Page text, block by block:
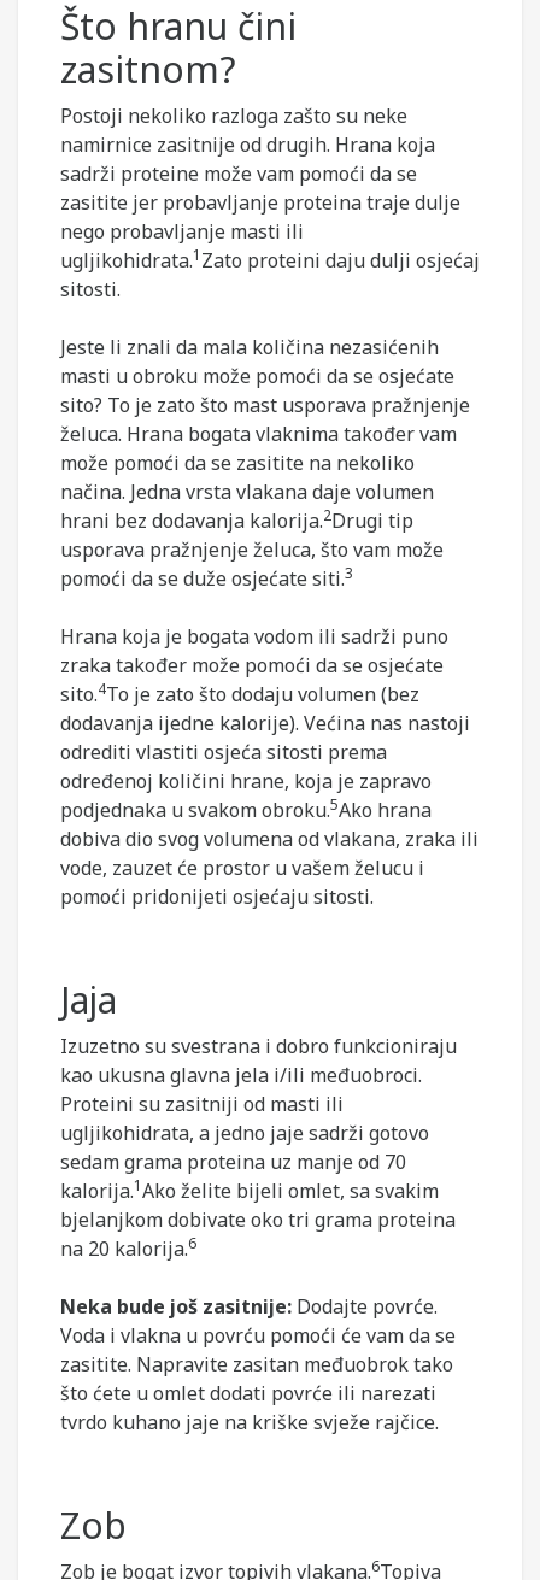
Što hranu čini
zasitnom?
Postoji nekoliko razloga zašto su neke
namirnice zasitnije od drugih. Hrana koja
sadrži proteine ​​može vam pomoći da se
zasitite jer probavljanje proteina traje dulje
nego probavljanje masti ili
ugljikohidrata.1 Zato proteini daju dulji osjećaj
sitosti.
Jeste li znali da mala količina nezasićenih
masti u obroku može pomoći da se osjećate
sito? To je zato što mast usporava pražnjenje
želuca. Hrana bogata vlaknima također vam
može pomoći da se zasitite na nekoliko
načina. Jedna vrsta vlakana daje volumen
hrani bez dodavanja kalorija.2Drugi tip
usporava pražnjenje želuca, što vam može
pomoći da se duže osjećate siti.3
Hrana koja je bogata vodom ili sadrži puno
zraka također može pomoći da se osjećate
sito.4To je zato što dodaju volumen (bez
dodavanja ijedne kalorije). Većina nas nastoji
odrediti vlastiti osjeća sitosti prema
određenoj količini hrane, koja je zapravo
podjednaka u svakom obroku.5Ako hrana
dobiva dio svog volumena od vlakana, zraka ili
vode, zauzet će prostor u vašem želucu i
pomoći pridonijeti osjećaju sitosti.
Jaja
Izuzetno su svestrana i dobro funkcioniraju
kao ukusna glavna jela i/ili međuobroci.
Proteini su zasitniji od masti ili
ugljikohidrata, a jedno jaje sadrži gotovo
sedam grama proteina uz manje od 70
kalorija.1Ako želite bijeli omlet, sa svakim
bjelanjkom dobivate oko tri grama proteina
na 20 kalorija.6
Neka bude još zasitnije: Dodajte povrće.
Voda i vlakna u povrću pomoći će vam da se
zasitite. Napravite zasitan međuobrok tako
što ćete u omlet dodati povrće ili narezati
tvrdo kuhano jaje na kriške svježe rajčice.
Zob
Zob je bogat izvor topivih vlakana.6Topiva